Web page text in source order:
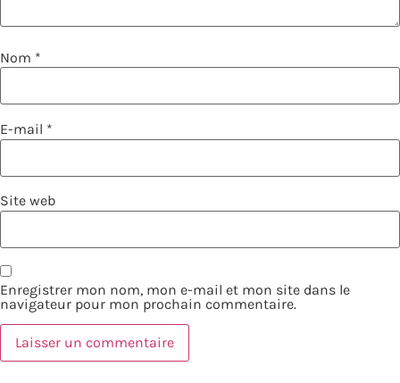
Nom *
E-mail *
Site web
Enregistrer mon nom, mon e-mail et mon site dans le
navigateur pour mon prochain commentaire.